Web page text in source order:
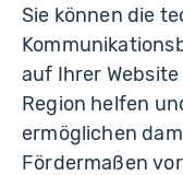
Sie können die
auf Ihrer
Region helfen
ermöglichen
Fördermaßen